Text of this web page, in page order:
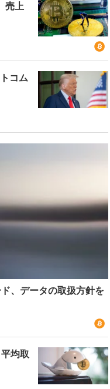
売上
コム
、データの取扱方針を
均取